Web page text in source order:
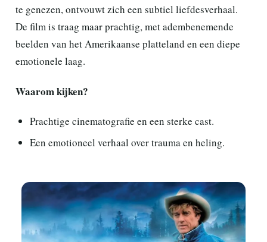
te genezen, ontvouwt zich een subtiel liefdesverhaal.
De film is traag maar prachtig, met adembenemende
beelden van het Amerikaanse platteland en een diepe
emotionele laag.
Waarom kijken?
Prachtige cinematografie en een sterke cast.
Een emotioneel verhaal over trauma en heling.